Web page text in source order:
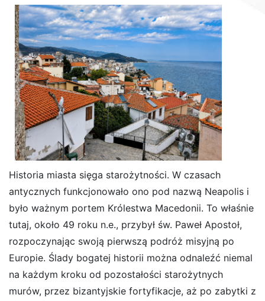
Historia miasta sięga starożytności. W czasach
antycznych funkcjonowało ono pod nazwą Neapolis i
było ważnym portem Królestwa Macedonii. To właśnie
tutaj, około 49 roku n.e., przybył św. Paweł Apostoł,
rozpoczynając swoją pierwszą podróż misyjną po
Europie. Ślady bogatej historii można odnaleźć niemal
na każdym kroku od pozostałości starożytnych
murów, przez bizantyjskie fortyfikacje, aż po zabytki z